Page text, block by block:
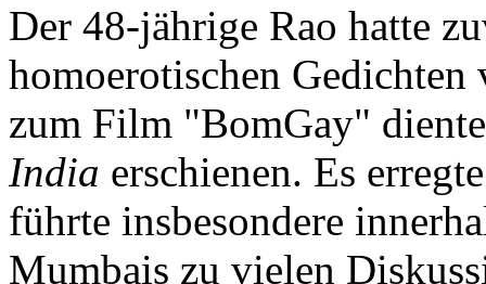
Der 48-jährige Rao hatte
homoerotischen
zum Film "BomGay"
India erschienen. Es
führte insbesondere
Mumbais zu vielen